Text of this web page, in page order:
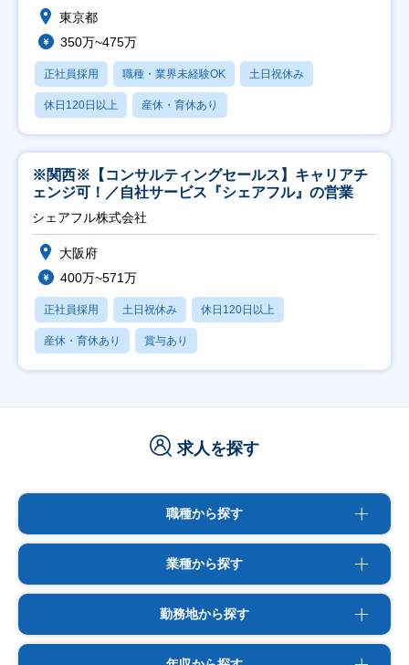
東京都
350万~475万
正社員採用 職種・業界未経験OK 土日祝休み
休日120日以上 産休・育休あり
※関西※【コンサルティングセールス】キャリアチ
ェンジ可！／自社サービス『シェアフル』の営業
シェアフル株式会社
大阪府
400万~571万
正社員採用 土日祝休み 休日120日以上
産休・育休あり 賞与あり
求人を探す
職種から探す
業種から探す
勤務地から探す